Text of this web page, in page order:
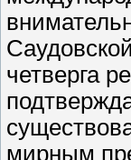
четверга
мирным